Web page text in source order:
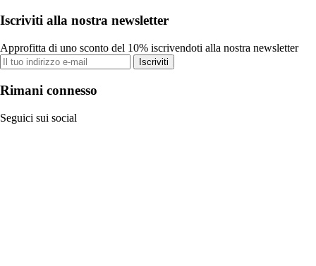
Iscriviti alla nostra newsletter
Approfitta di uno sconto del 10% iscrivendoti alla nostra newsletter
Iscriviti
Rimani connesso
Seguici sui social